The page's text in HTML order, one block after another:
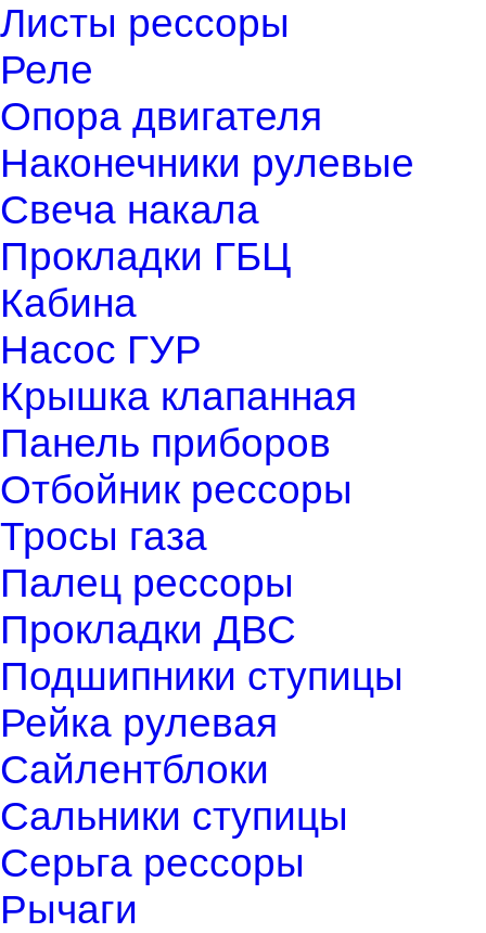
Листы рессоры
Реле
Опора двигателя
Наконечники рулевые
Свеча накала
Прокладки ГБЦ
Кабина
Насос ГУР
Крышка клапанная
Панель приборов
Отбойник рессоры
Тросы газа
Палец рессоры
Прокладки ДВС
Подшипники ступицы
Рейка рулевая
Сайлентблоки
Сальники ступицы
Серьга рессоры
Рычаги